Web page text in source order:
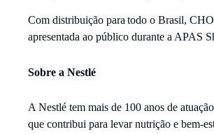
Com distribuição para todo o Brasil,
apresentada ao público durante a APAS
Sobre a Nestlé
A Nestlé tem mais de 100 anos de
que contribui para levar nutrição e bem-